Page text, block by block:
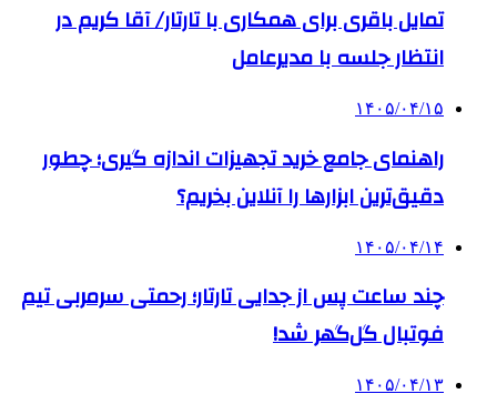
تمایل باقری برای همکاری با تارتار/ آقا کریم در
انتظار جلسه با مدیرعامل
۱۴۰۵/۰۴/۱۵
راهنمای جامع خرید تجهیزات اندازه گیری؛ چطور
دقیق‌ترین ابزارها را آنلاین بخریم؟
۱۴۰۵/۰۴/۱۴
چند ساعت پس از جدایی تارتار؛ رحمتی سرمربی تیم
فوتبال گل‌گهر شد!
۱۴۰۵/۰۴/۱۳